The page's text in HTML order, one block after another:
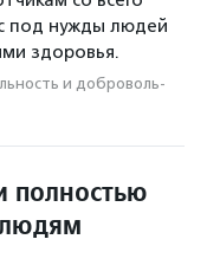
под нужды людей
здоровья.
и доброволь­
полностью